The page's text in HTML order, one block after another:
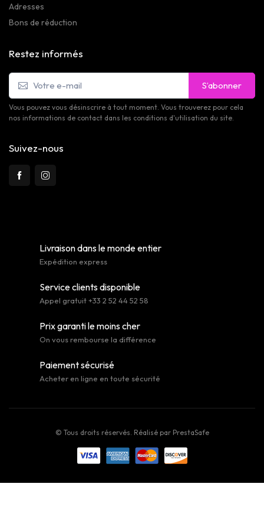
Adresses
Bons de réduction
Restez informés
S’abonner
Vous pouvez vous désinscrire à tout moment. Vous trouverez pour cela
nos informations de contact dans les conditions d'utilisation du site.
Suivez-nous
Livraison dans le monde entier
Expédition express
Service clients disponible
Appel gratuit +33 2 52 44 52 58
Prix garanti le moins cher
On vous rembourse la différence
Paiement sécurisé
Acheter en ligne en toute sécurité
© Tous droits réservés. Réalisé par PrestaSafe